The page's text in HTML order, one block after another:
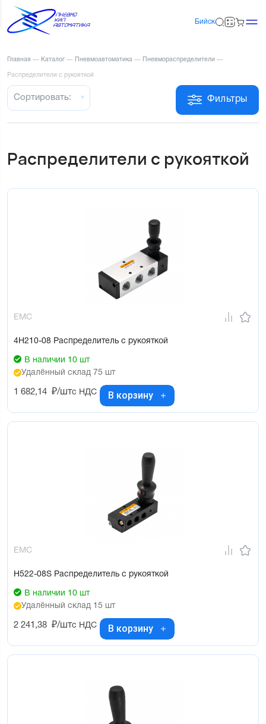
Бийск
Главная — Каталог — Пневмоавтоматика — Пневмораспределители —
Распределители с рукояткой
Фильтры
Сортировать:
Распределители с рукояткой
EMC
4H210-08 Распределитель с рукояткой
В наличии 10 шт
Удалённый склад 75 шт
1 682,14 ₽/штс НДС В корзину
EMC
H522-08S Распределитель с рукояткой
В наличии 10 шт
Удалённый склад 15 шт
2 241,38 ₽/штс НДС В корзину